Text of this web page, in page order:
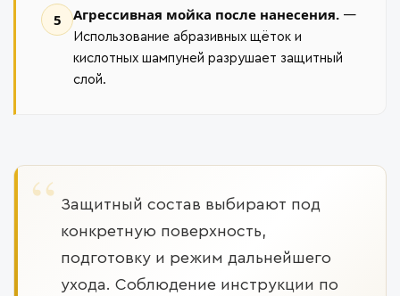
5 Агрессивная мойка после нанесения. —
Использование абразивных щёток и
кислотных шампуней разрушает защитный
слой.
Защитный состав выбирают под
конкретную поверхность,
подготовку и режим дальнейшего
ухода. Соблюдение инструкции по